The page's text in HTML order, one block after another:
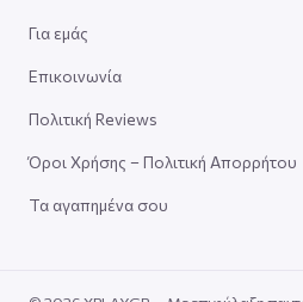
Για εμάς
Επικοινωνία
Πολιτική Reviews
Όροι Χρήσης – Πολιτική Απορρήτου
Τα αγαπημένα σου